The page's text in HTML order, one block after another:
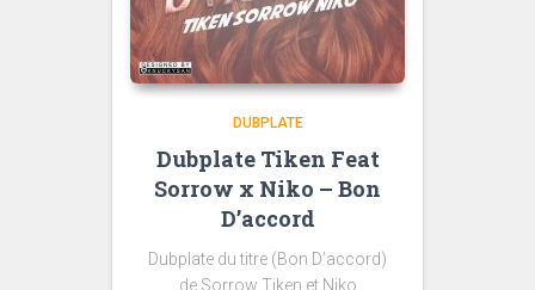
DUBPLATE
Dubplate Tiken Feat
Sorrow x Niko – Bon
D’accord
Dubplate du titre (Bon D’accord)
de Sorrow Tiken et Niko